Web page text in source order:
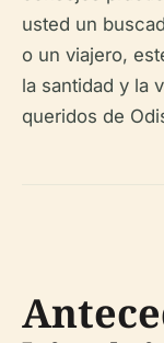
usted un
o un viajero,
la santidad y la
queridos de